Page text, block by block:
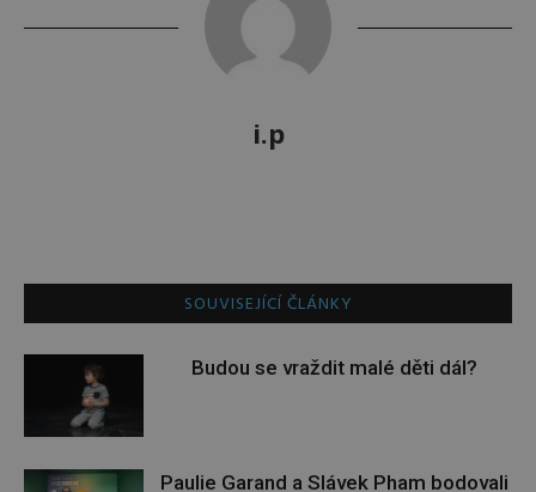
i.p
SOUVISEJÍCÍ ČLÁNKY
Budou se vraždit malé děti dál?
Paulie Garand a Slávek Pham bodovali